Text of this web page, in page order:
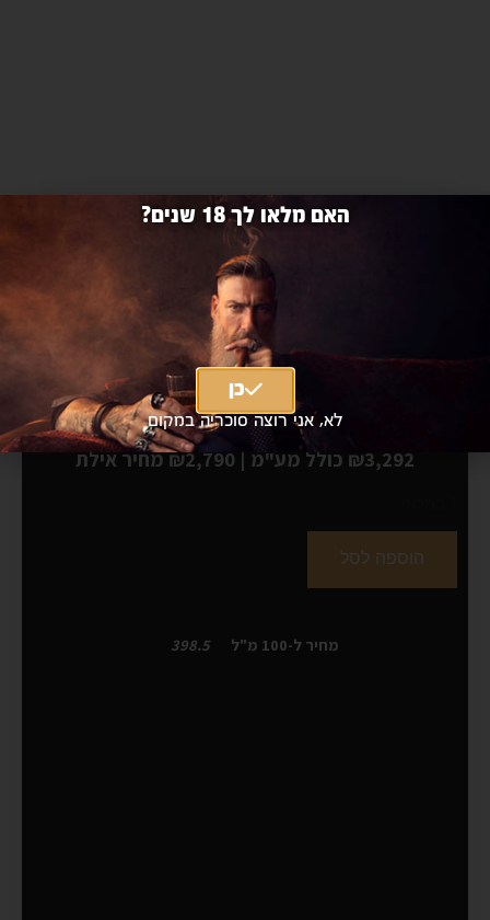
GlenDronach 28 Year Old 1990 700ml
מהדורות.
הויסקי בוקבק מחבית מספר 2623 אשר יושן בה בעבר יין
מחוזק מסוג שרי אולורוסו במשך 28 שנים.
בקבוק מספר 433
₪3,292 כולל מע"מ |
₪2,790מחיר אילת
הוספה לסל
מחיר ל-100 מ"ל 398.5
האם מלאו לך 18 שנים?
כן
לא, אני רוצה סוכריה במקום